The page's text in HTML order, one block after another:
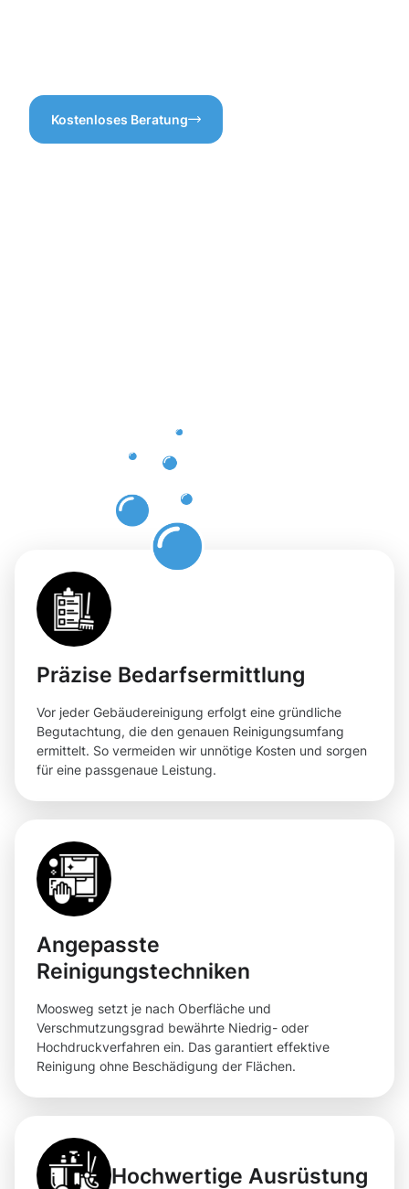
Kostenloses Beratung
Präzise Bedarfsermittlung
Vor jeder Gebäudereinigung erfolgt eine gründliche
Begutachtung, die den genauen Reinigungsumfang
ermittelt. So vermeiden wir unnötige Kosten und sorgen
für eine passgenaue Leistung.
Angepasste
Reinigungstechniken
Moosweg setzt je nach Oberfläche und
Verschmutzungsgrad bewährte Niedrig- oder
Hochdruckverfahren ein. Das garantiert effektive
Reinigung ohne Beschädigung der Flächen.
Hochwertige Ausrüstung